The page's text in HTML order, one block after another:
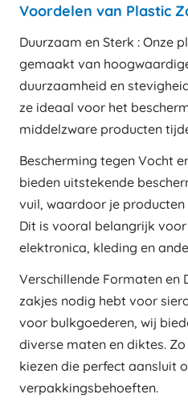
Voordelen van Plastic
Duurzaam en Sterk : Onze
gemaakt van
duurzaamheid en
ze ideaal voor het
middelzware producten
Bescherming tegen Vocht
bieden uitstekende
vuil, waardoor je
Dit is vooral belangrijk
elektronica, kleding en
Verschillende Formaten en
zakjes nodig hebt voor
voor bulkgoederen, wij
diverse maten en diktes.
kiezen die perfect aansluit
verpakkingsbehoeften.